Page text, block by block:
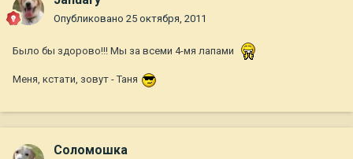
Опубликовано 25 октября, 2011
Было бы здорово!!! Мы за всеми 4-мя лапами
Меня, кстати, зовут - Таня
Соломошка